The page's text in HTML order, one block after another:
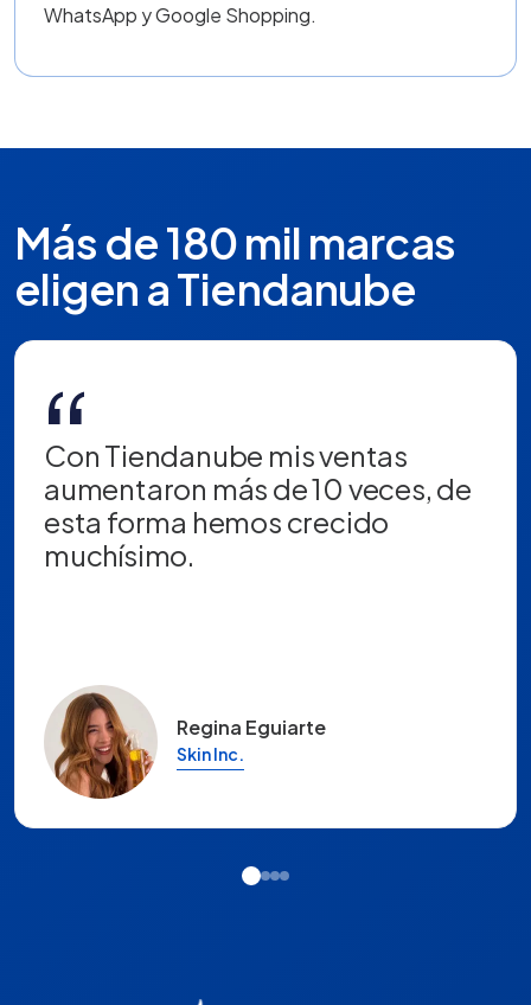
WhatsApp y Google Shopping.
Más de 180 mil marcas
eligen a Tiendanube
“
Con Tiendanube mis ventas
aumentaron más de 10 veces, de
esta forma hemos crecido
muchísimo.
Regina Eguiarte
Skin Inc.